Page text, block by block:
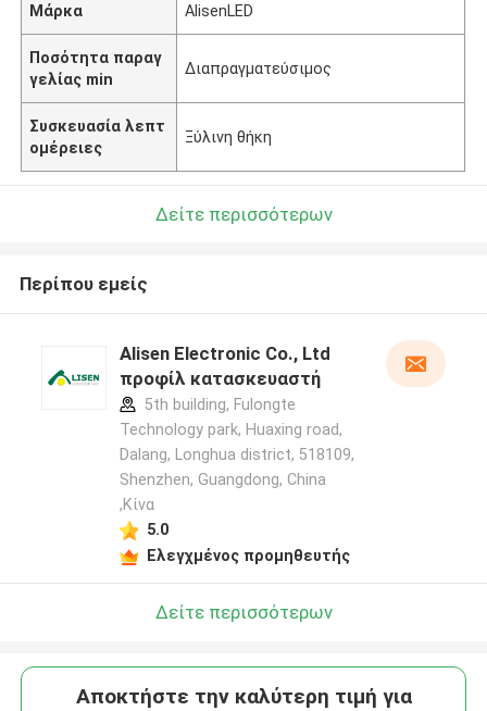
Μάρκα AlisenLED
Ποσότητα παραγ
γελίας min
Διαπραγματεύσιμος
Συσκευασία λεπτ
ομέρειες
Ξύλινη θήκη
Δείτε περισσότερων
Περίπου εμείς
Alisen Electronic Co., Ltd
προφίλ κατασκευαστή
5th building, Fulongte
Technology park, Huaxing road,
Dalang, Longhua district, 518109,
Shenzhen, Guangdong, China
,Κίνα
5.0
Ελεγχμένος προμηθευτής
Δείτε περισσότερων
Αποκτήστε την καλύτερη τιμή για